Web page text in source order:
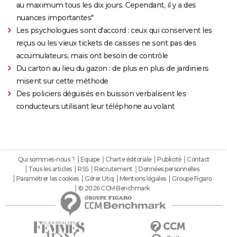
au maximum tous les dix jours. Cependant, il y a des
nuances importantes"
Les psychologues sont d'accord : ceux qui conservent les
reçus ou les vieux tickets de caisses ne sont pas des
accumulateurs, mais ont besoin de contrôle
Du carton au lieu du gazon : de plus en plus de jardiniers
misent sur cette méthode
Des policiers déguisés en buisson verbalisent les
conducteurs utilisant leur téléphone au volant
Qui sommes-nous ? Equipe Charte éditoriale Publicité
Contact
Tous les articles
RSS Recrutement
Données personnelles
Paramétrer les cookies
Gérer Utiq Mentions légales
Groupe Figaro
© 2026 CCM Benchmark